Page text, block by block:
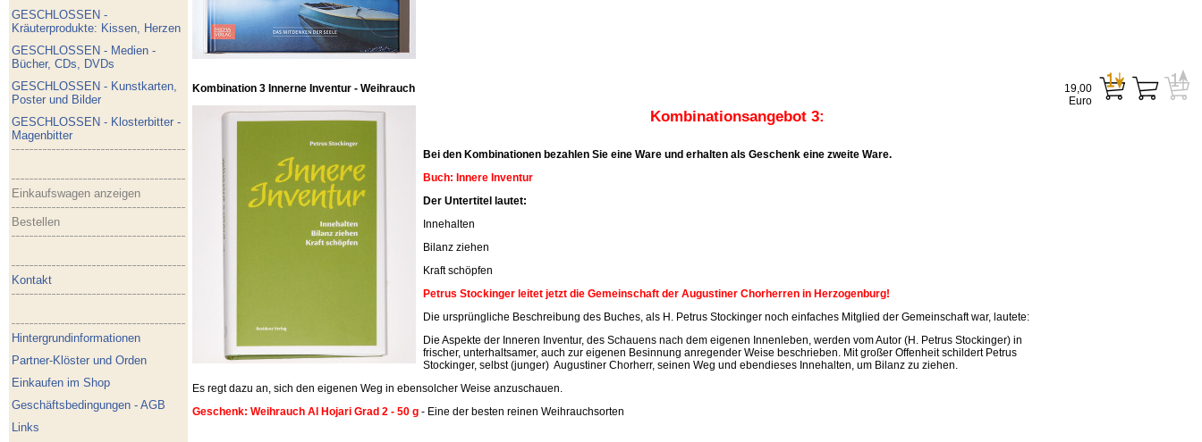
GESCHLOSSEN -
Kräuterprodukte: Kissen, Herzen
GESCHLOSSEN - Medien -
Bücher, CDs, DVDs
GESCHLOSSEN - Kunstkarten,
Poster und Bilder
GESCHLOSSEN - Klosterbitter -
Magenbitter
Einkaufswagen anzeigen
Bestellen
Kontakt
Hintergrundinformationen
Partner-Klöster und Orden
Einkaufen im Shop
Geschäftsbedingungen - AGB
Links
Kombination 3 Innerne Inventur - Weihrauch
Kombinationsangebot 3:
Bei den Kombinationen bezahlen Sie eine Ware und erhalten als Geschenk eine zweite Ware.
Buch: Innere Inventur
Der Untertitel lautet:
Innehalten
Bilanz ziehen
Kraft schöpfen
Petrus Stockinger leitet jetzt die Gemeinschaft der Augustiner Chorherren in Herzogenburg!
Die ursprüngliche Beschreibung des Buches, als H. Petrus Stockinger noch einfaches Mitglied der Gemeinschaft war, lautete:
Die Aspekte der Inneren Inventur, des Schauens nach dem eigenen Innenleben, werden vom Autor (H. Petrus Stockinger) in
frischer, unterhaltsamer, auch zur eigenen Besinnung anregender Weise beschrieben. Mit großer Offenheit schildert Petrus
Stockinger, selbst (junger) Augustiner Chorherr, seinen Weg und ebendieses Innehalten, um Bilanz zu ziehen.
Es regt dazu an, sich den eigenen Weg in ebensolcher Weise anzuschauen.
Geschenk: Weihrauch Al Hojari Grad 2 - 50 g - Eine der besten reinen Weihrauchsorten
19,00
Euro